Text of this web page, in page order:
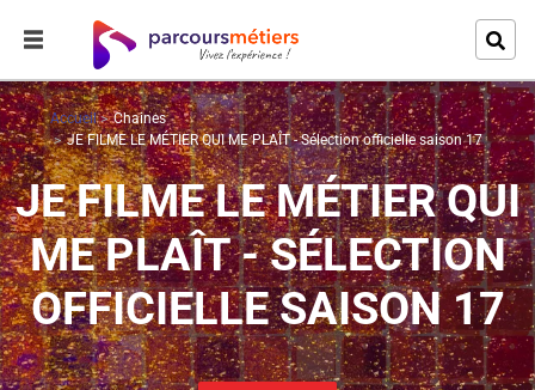
Accueil
Chaines
JE FILME LE MÉTIER QUI ME PLAÎT - Sélection officielle saison 17
JE FILME LE MÉTIER QUI
ME PLAÎT - SÉLECTION
OFFICIELLE SAISON 17